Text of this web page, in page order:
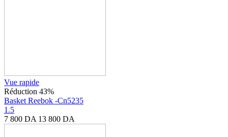
Vue rapide
Réduction 43%
Basket Reebok -Cn5235
1.5
7 800 DA 13 800 DA